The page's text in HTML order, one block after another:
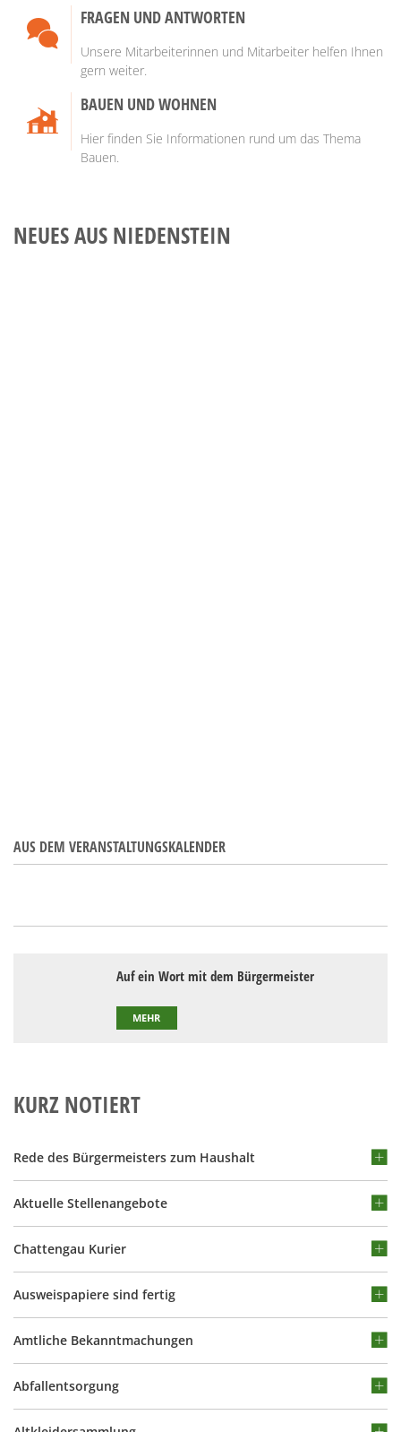
FRAGEN UND ANTWORTEN
Unsere Mitarbeiterinnen und Mitarbeiter helfen Ihnen
gern weiter.
BAUEN UND WOHNEN
Hier finden Sie Informationen rund um das Thema
Bauen.
NEUES AUS NIEDENSTEIN
AUS DEM VERANSTALTUNGSKALENDER
Auf ein Wort mit dem Bürgermeister
MEHR
KURZ NOTIERT
Rede des Bürgermeisters zum Haushalt
Aktuelle Stellenangebote
Chattengau Kurier
Ausweispapiere sind fertig
Amtliche Bekanntmachungen
Abfallentsorgung